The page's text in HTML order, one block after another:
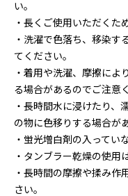
い。
・長くご使用いただくた
・洗濯で色落ち、移染す
てください。
・着用や洗濯、摩擦によ
る場合があるのでご注意
・長時間水に浸けたり、
の物に色移りする場合が
・蛍光増白剤の入ってい
・タンブラー乾燥の使用
・長時間の摩擦や揉み作
さい。